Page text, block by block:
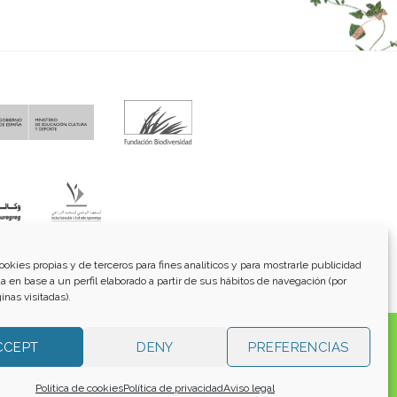
propias y de terceros para fines analíticos y para mostrarle publicidad
en base a un perfil elaborado a partir de sus hábitos de navegación (por
visitadas).
DENY PREFERENCIAS
Política de cookiesPolítica de privacidadAviso legal
Tel:91 543 46 73
transmitidos, exhibidos, publicados o retransmitidos
ninguna marca, derecho de autor u otro aviso de
su uso personal, no comercial. Los enlaces a otros
involucrado en su producción y no es responsable de